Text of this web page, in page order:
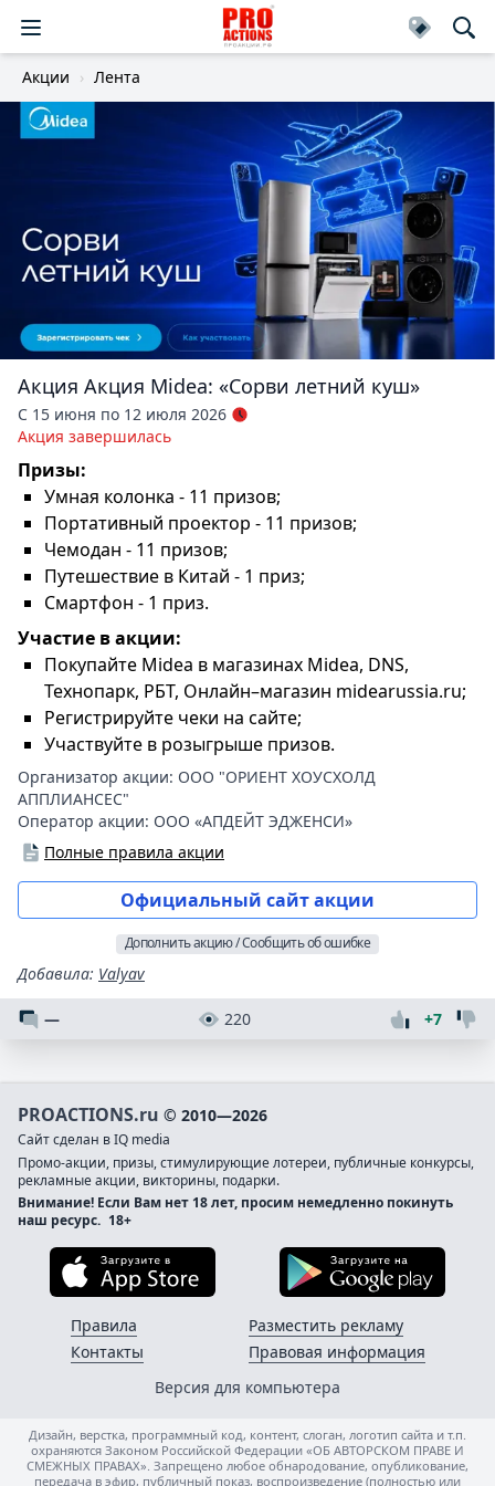
Акции Лента
Акция Акция Midea: «Сорви летний куш»
С 15 июня по 12 июля 2026
Акция завершилась
Призы:
Умная колонка - 11 призов;
Портативный проектор - 11 призов;
Чемодан - 11 призов;
Путешествие в Китай - 1 приз;
Смартфон - 1 приз.
Участие в акции:
Покупайте Midea в магазинах Midea, DNS,
Технопарк, РБТ, Онлайн–магазин midearussia.ru;
Регистрируйте чеки на сайте;
Участвуйте в розыгрыше призов.
Организатор акции: ООО "ОРИЕНТ ХОУСХОЛД
АППЛИАНСЕС"
Оператор акции: ООО «АПДЕЙТ ЭДЖЕНСИ»
Полные правила акции
Официальный сайт акции
Дополнить акцию / Сообщить об ошибке
Добавила: Valyav
— 220 +7
PROACTIONS.ru © 2010—2026
Сайт сделан в IQ media
Промо-акции, призы, стимулирующие лотереи, публичные конкурсы,
рекламные акции, викторины, подарки.
Внимание! Если Вам нет 18 лет, просим немедленно покинуть
наш ресурс. 18+
Загрузите в App Store
Правила
Контакты
Разместить рекламу
Правовая информация
Версия для компьютера
Дизайн, верстка, программный код, контент, слоган, логотип сайта и т.п.
охраняются Законом Российской Федерации «ОБ АВТОРСКОМ ПРАВЕ И
СМЕЖНЫХ ПРАВАХ». Запрещено любое обнародование, опубликование,
передача в эфир, публичный показ, воспроизведение (полностью или